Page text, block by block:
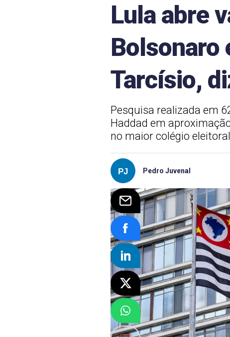
Lula abre
Bolsonaro
Tarcísio,
Pesquisa realizada em
Haddad em
no maior colégio
Pedro Juvenal